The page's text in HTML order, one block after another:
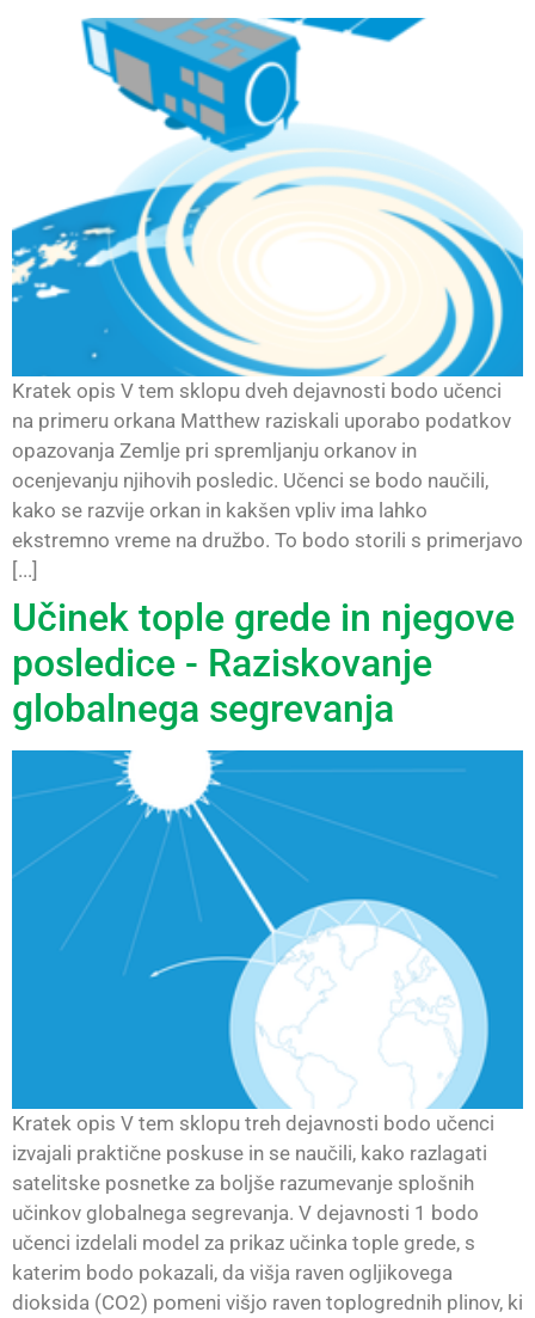
Kratek opis V tem sklopu dveh dejavnosti bodo učenci
na primeru orkana Matthew raziskali uporabo podatkov
opazovanja Zemlje pri spremljanju orkanov in
ocenjevanju njihovih posledic. Učenci se bodo naučili,
kako se razvije orkan in kakšen vpliv ima lahko
ekstremno vreme na družbo. To bodo storili s primerjavo
[...]
Učinek tople grede in njegove
posledice - Raziskovanje
globalnega segrevanja
Kratek opis V tem sklopu treh dejavnosti bodo učenci
izvajali praktične poskuse in se naučili, kako razlagati
satelitske posnetke za boljše razumevanje splošnih
učinkov globalnega segrevanja. V dejavnosti 1 bodo
učenci izdelali model za prikaz učinka tople grede, s
katerim bodo pokazali, da višja raven ogljikovega
dioksida (CO2) pomeni višjo raven toplogrednih plinov, ki